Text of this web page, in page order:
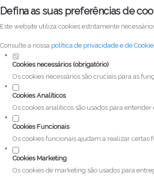
Defina as suas preferências de
Este website utiliza cookies estritamente
Consulte a nossa política de privacidade e de
Cookies necessários (obrigatório)
Os cookies necessários são cruciais para as
Cookies Analíticos
Os cookies analíticos são usados para
Cookies Funcionais
Os cookies funcionais ajudam a realizar
Cookies Marketing
Os cookies de marketing são usados para